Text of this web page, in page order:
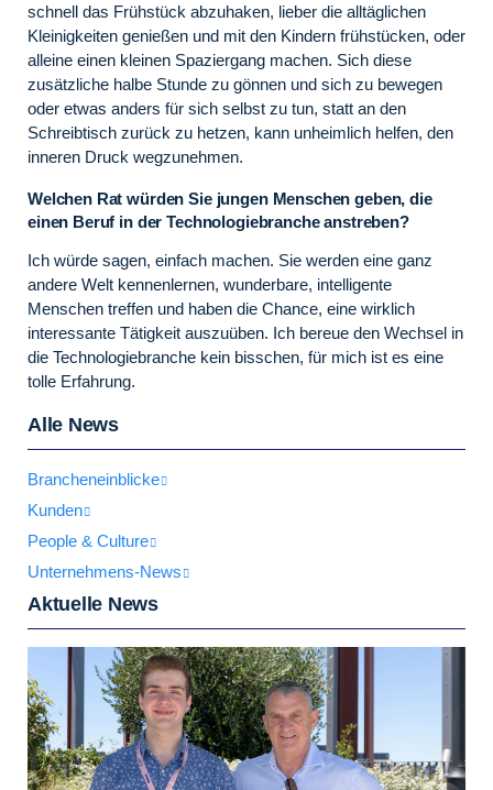
schnell das Frühstück abzuhaken, lieber die alltäglichen
Kleinigkeiten genießen und mit den Kindern frühstücken, oder
alleine einen kleinen Spaziergang machen. Sich diese
zusätzliche halbe Stunde zu gönnen und sich zu bewegen
oder etwas anders für sich selbst zu tun, statt an den
Schreibtisch zurück zu hetzen, kann unheimlich helfen, den
inneren Druck wegzunehmen.
Welchen Rat würden Sie jungen Menschen geben, die
einen Beruf in der Technologiebranche anstreben?
Ich würde sagen, einfach machen. Sie werden eine ganz
andere Welt kennenlernen, wunderbare, intelligente
Menschen treffen und haben die Chance, eine wirklich
interessante Tätigkeit auszuüben. Ich bereue den Wechsel in
die Technologiebranche kein bisschen, für mich ist es eine
tolle Erfahrung.
Alle News
Brancheneinblicke
Kunden
People & Culture
Unternehmens-News
Aktuelle News